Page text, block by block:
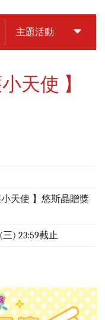
主題活動 中獎名
天使 】
小天使 】悠斯晶贈獎
) 23:59截止